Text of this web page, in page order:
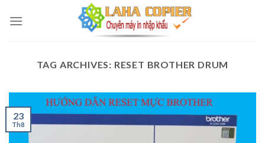
TAG ARCHIVES: RESET BROTHER DRUM
23
Th8